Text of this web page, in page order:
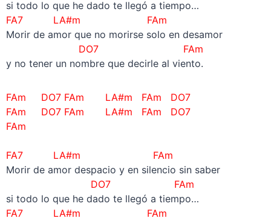
si todo lo que he dado te llegó a tiempo…
FA7 LA#m FAm
Morir de amor que no morirse solo en desamor
DO7 FAm
y no tener un nombre que decirle al viento.
FAm DO7 FAm LA#m FAm DO7
FAm DO7 FAm LA#m FAm DO7
FAm
FA7 LA#m FAm
Morir de amor despacio y en silencio sin saber
DO7 FAm
si todo lo que he dado te llegó a tiempo…
FA7 LA#m FAm